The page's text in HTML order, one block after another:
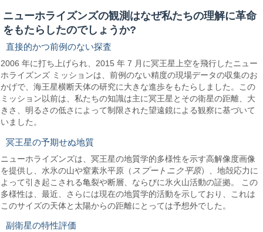
ニューホライズンズの観測はなぜ私たちの理解に革命
をもたらしたのでしょうか?
直接的かつ前例のない探査
2006 年に打ち上げられ、2015 年 7 月に冥王星上空を飛行したニュー
ホライズンズ ミッションは、前例のない精度の現場データの収集のお
かげで、海王星横断天体の研究に大きな進歩をもたらしました。この
ミッション以前は、私たちの知識は主に冥王星とその衛星の距離、大
きさ、明るさの低さによって制限された望遠鏡による観察に基づいて
いました。
冥王星の予期せぬ地質
ニューホライズンズは、冥王星の地質学的多様性を示す高解像度画像
を提供し、水氷の山や窒素氷平原（ スプートニク平原）、地殻応力に
よって引き起こされる亀裂や断層、ならびに氷火山活動の証拠。 この
多様性は、最近、さらには現在の地質学的活動を示しており、これは
このサイズの天体と太陽からの距離にとっては予想外でした。
副衛星の特性評価